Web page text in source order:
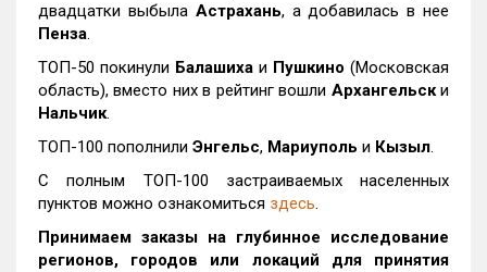
двадцатки выбыла Астрахань, а добавилась в нее
Пенза.
ТОП-50 покинули Балашиха и Пушкино (Московская
область), вместо них в рейтинг вошли Архангельски
Нальчик.
ТОП-100 пополнили Энгельс, Мариуполь и Кызыл.
С полным ТОП-100 застраиваемых населенных
пунктов можно ознакомиться здесь.
Принимаем заказы на глубинное исследование
регионов, городов или локаций для принятия